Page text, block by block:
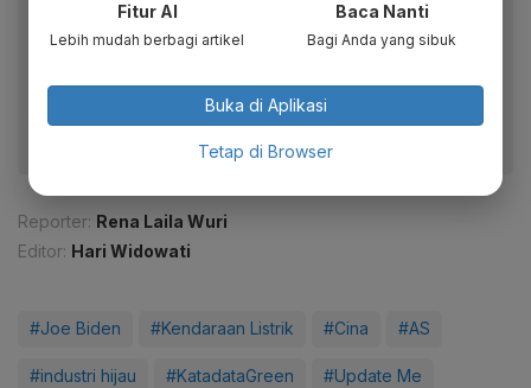
Baca artikel ini lewat aplikasi mobile.
fitur menarik lainnya lewat aplikasi mobile Katadata.
Reporter: Rena Laila Wuri
Editor: Hari Widowati
#Joe Biden #Kendaraan Listrik #Cina #AS
#industri hijau #KatadataGreen #Update Me
Fitur AI
Lebih mudah berbagi artikel
Baca Nanti
Bagi Anda yang sibuk
Buka di Aplikasi
Tetap di Browser